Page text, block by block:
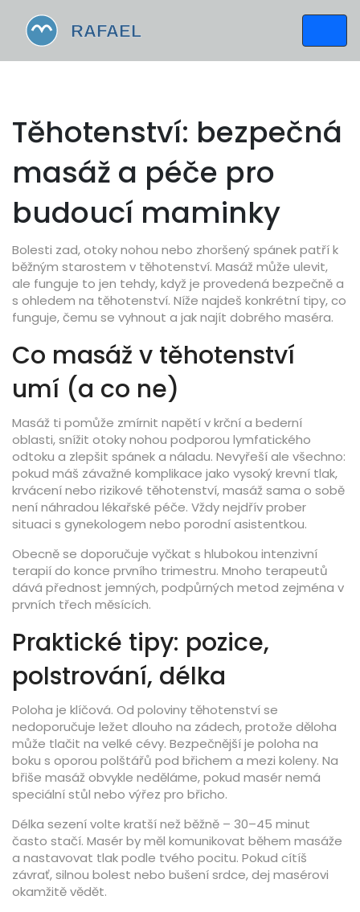
Těhotenství: bezpečná
masáž a péče pro
budoucí maminky
Bolesti zad, otoky nohou nebo zhoršený spánek patří k
běžným starostem v těhotenství. Masáž může ulevit,
ale funguje to jen tehdy, když je provedená bezpečně a
s ohledem na těhotenství. Níže najdeš konkrétní tipy, co
funguje, čemu se vyhnout a jak najít dobrého maséra.
Co masáž v těhotenství
umí (a co ne)
Masáž ti pomůže zmírnit napětí v krční a bederní
oblasti, snížit otoky nohou podporou lymfatického
odtoku a zlepšit spánek a náladu. Nevyřeší ale všechno:
pokud máš závažné komplikace jako vysoký krevní tlak,
krvácení nebo rizikové těhotenství, masáž sama o sobě
není náhradou lékařské péče. Vždy nejdřív prober
situaci s gynekologem nebo porodní asistentkou.
Obecně se doporučuje vyčkat s hlubokou intenzivní
terapií do konce prvního trimestru. Mnoho terapeutů
dává přednost jemných, podpůrných metod zejména v
prvních třech měsících.
Praktické tipy: pozice,
polstrování, délka
Poloha je klíčová. Od poloviny těhotenství se
nedoporučuje ležet dlouho na zádech, protože děloha
může tlačit na velké cévy. Bezpečnější je poloha na
boku s oporou polštářů pod břichem a mezi koleny. Na
břiše masáž obvykle neděláme, pokud masér nemá
speciální stůl nebo výřez pro břicho.
Délka sezení volte kratší než běžně – 30–45 minut
často stačí. Masér by měl komunikovat během masáže
a nastavovat tlak podle tvého pocitu. Pokud cítíš
závrať, silnou bolest nebo bušení srdce, dej masérovi
okamžitě vědět.